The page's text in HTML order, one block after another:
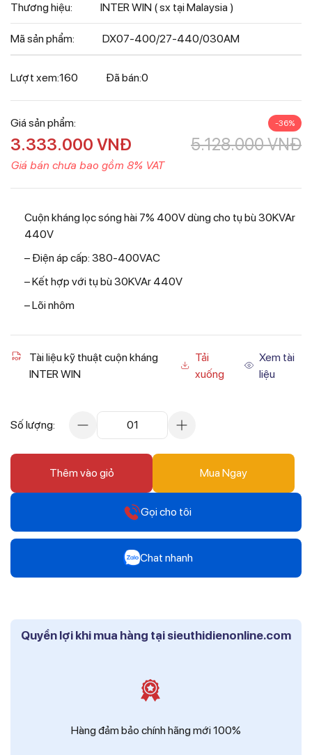
Thương hiệu: INTER WIN ( sx tại Malaysia )
Mã sản phẩm: DX07-400/27-440/030AM
Lượt xem:160 Đã bán:0
Giá sản phẩm: -36%
5.128.000VNĐ
3.333.000 VNĐ
Giá bán chưa bao gồm 8% VAT
Cuộn kháng lọc sóng hài 7% 400V dùng cho tụ bù 30KVAr
440V
– Điện áp cấp: 380-400VAC
– Kết hợp với tụ bù 30KVAr 440V
– Lõi nhôm
Tài liệu kỹ thuật cuộn kháng
INTER WIN
Tải
xuống
Xem tài
liệu
Số lượng: 01
Thêm vào giỏ Mua Ngay
Gọi cho tôi
0916 804 808
Chat nhanh
Mr Trâm - Điện Thái Dương
Quyền lợi khi mua hàng tại sieuthidienonline.com
Hàng đảm bảo chính hãng mới 100%